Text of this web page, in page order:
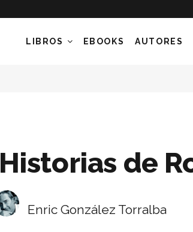
LIBROS EBOOKS AUTORES
Historias de
Enric González Torralba